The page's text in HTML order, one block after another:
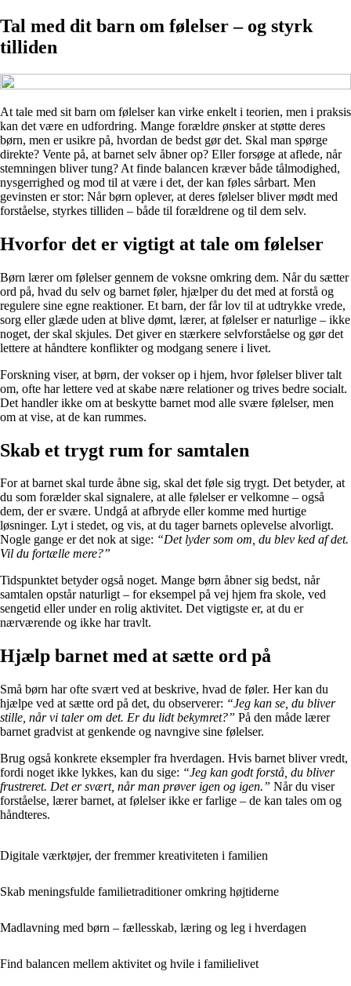
Tal med dit barn om følelser – og styrk
tilliden
At tale med sit barn om følelser kan virke enkelt i teorien, men i praksis
kan det være en udfordring. Mange forældre ønsker at støtte deres
børn, men er usikre på, hvordan de bedst gør det. Skal man spørge
direkte? Vente på, at barnet selv åbner op? Eller forsøge at aflede, når
stemningen bliver tung? At finde balancen kræver både tålmodighed,
nysgerrighed og mod til at være i det, der kan føles sårbart. Men
gevinsten er stor: Når børn oplever, at deres følelser bliver mødt med
forståelse, styrkes tilliden – både til forældrene og til dem selv.
Hvorfor det er vigtigt at tale om følelser
Børn lærer om følelser gennem de voksne omkring dem. Når du sætter
ord på, hvad du selv og barnet føler, hjælper du det med at forstå og
regulere sine egne reaktioner. Et barn, der får lov til at udtrykke vrede,
sorg eller glæde uden at blive dømt, lærer, at følelser er naturlige – ikke
noget, der skal skjules. Det giver en stærkere selvforståelse og gør det
lettere at håndtere konflikter og modgang senere i livet.
Forskning viser, at børn, der vokser op i hjem, hvor følelser bliver talt
om, ofte har lettere ved at skabe nære relationer og trives bedre socialt.
Det handler ikke om at beskytte barnet mod alle svære følelser, men
om at vise, at de kan rummes.
Skab et trygt rum for samtalen
For at barnet skal turde åbne sig, skal det føle sig trygt. Det betyder, at
du som forælder skal signalere, at alle følelser er velkomne – også
dem, der er svære. Undgå at afbryde eller komme med hurtige
løsninger. Lyt i stedet, og vis, at du tager barnets oplevelse alvorligt.
Nogle gange er det nok at sige: “Det lyder som om, du blev ked af det.
Vil du fortælle mere?”
Tidspunktet betyder også noget. Mange børn åbner sig bedst, når
samtalen opstår naturligt – for eksempel på vej hjem fra skole, ved
sengetid eller under en rolig aktivitet. Det vigtigste er, at du er
nærværende og ikke har travlt.
Hjælp barnet med at sætte ord på
Små børn har ofte svært ved at beskrive, hvad de føler. Her kan du
hjælpe ved at sætte ord på det, du observerer: “Jeg kan se, du bliver
stille, når vi taler om det. Er du lidt bekymret?” På den måde lærer
barnet gradvist at genkende og navngive sine følelser.
Brug også konkrete eksempler fra hverdagen. Hvis barnet bliver vredt,
fordi noget ikke lykkes, kan du sige: “Jeg kan godt forstå, du bliver
frustreret. Det er svært, når man prøver igen og igen.” Når du viser
forståelse, lærer barnet, at følelser ikke er farlige – de kan tales om og
håndteres.
Digitale værktøjer, der fremmer kreativiteten i familien
Skab meningsfulde familietraditioner omkring højtiderne
Madlavning med børn – fællesskab, læring og leg i hverdagen
Find balancen mellem aktivitet og hvile i familielivet